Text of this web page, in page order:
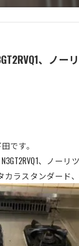
、ノ
です。
、ノーリツ
カラスタンダー